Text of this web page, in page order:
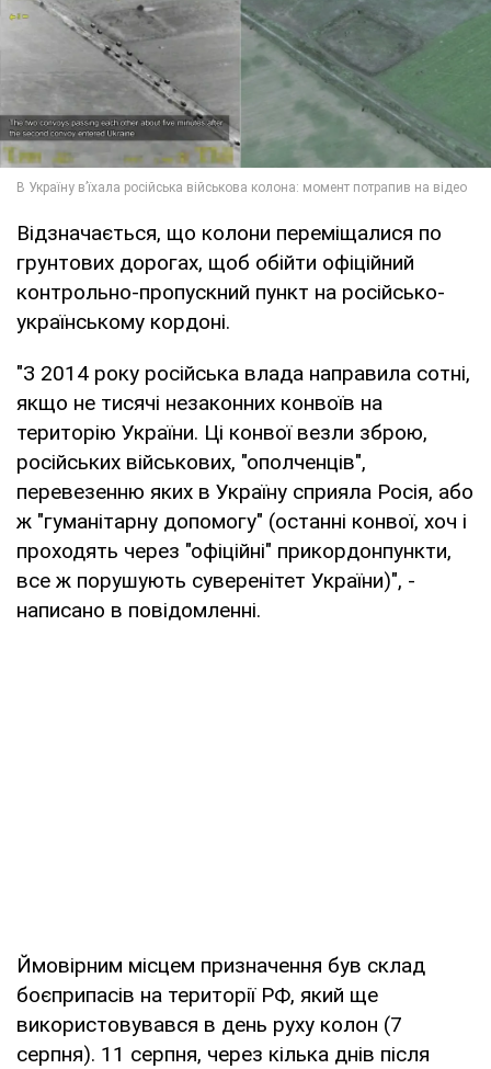
Відзначається, що колони переміщалися по
грунтових дорогах, щоб обійти офіційний
контрольно-пропускний пункт на російсько-
українському кордоні.
"З 2014 року російська влада направила сотні,
якщо не тисячі незаконних конвоїв на
територію України. Ці конвої везли зброю,
російських військових, "ополченців",
перевезенню яких в Україну сприяла Росія, або
ж "гуманітарну допомогу" (останні конвої, хоч і
проходять через "офіційні" прикордонпункти,
все ж порушують суверенітет України)", -
написано в повідомленні.
Ймовірним місцем призначення був склад
боєприпасів на території РФ, який ще
використовувався в день руху колон (7
серпня). 11 серпня, через кілька днів після